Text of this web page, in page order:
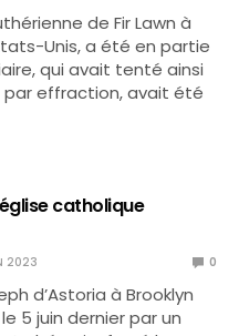
de Fir Lawn à
Unis, a été en partie
qui avait tenté ainsi
effraction, avait été
catholique
2023 0
d’Astoria à Brooklyn
5 juin dernier par un